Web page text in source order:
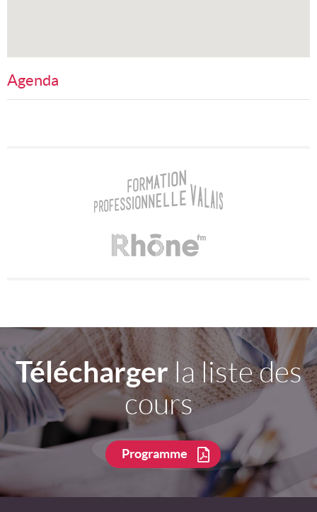
Agenda
Téléchargerla liste des
cours
Programme